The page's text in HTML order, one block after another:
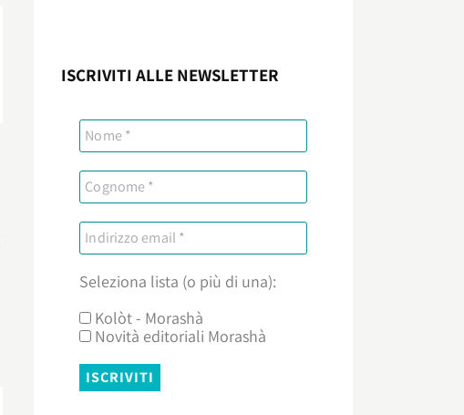
ISCRIVITI ALLE NEWSLETTER
Seleziona lista (o più di una):
Kolòt - Morashà
Novità editoriali Morashà